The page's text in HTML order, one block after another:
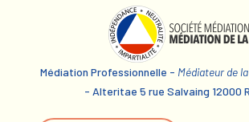
Médiation Professionnelle - Médiateur de
- Alteritae 5 rue Salvaing 12000